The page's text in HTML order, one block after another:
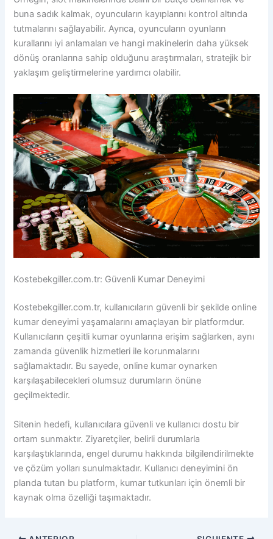
buna sadık kalmak, oyuncuların kayıplarını kontrol altında
tutmalarını sağlayabilir. Ayrıca, oyuncuların oyunların
kurallarını iyi anlamaları ve hangi makinelerin daha yüksek
dönüş oranlarına sahip olduğunu araştırmaları, stratejik bir
yaklaşım geliştirmelerine yardımcı olabilir.
Kostebekgiller.com.tr: Güvenli Kumar Deneyimi
Kostebekgiller.com.tr, kullanıcıların güvenli bir şekilde online
kumar deneyimi yaşamalarını amaçlayan bir platformdur.
Kullanıcıların çeşitli kumar oyunlarına erişim sağlarken, aynı
zamanda güvenlik hizmetleri ile korunmalarını
sağlamaktadır. Bu sayede, online kumar oynarken
karşılaşabilecekleri olumsuz durumların önüne
geçilmektedir.
Sitenin hedefi, kullanıcılara güvenli ve kullanıcı dostu bir
ortam sunmaktır. Ziyaretçiler, belirli durumlarla
karşılaştıklarında, engel durumu hakkında bilgilendirilmekte
ve çözüm yolları sunulmaktadır. Kullanıcı deneyimini ön
planda tutan bu platform, kumar tutkunları için önemli bir
kaynak olma özelliği taşımaktadır.